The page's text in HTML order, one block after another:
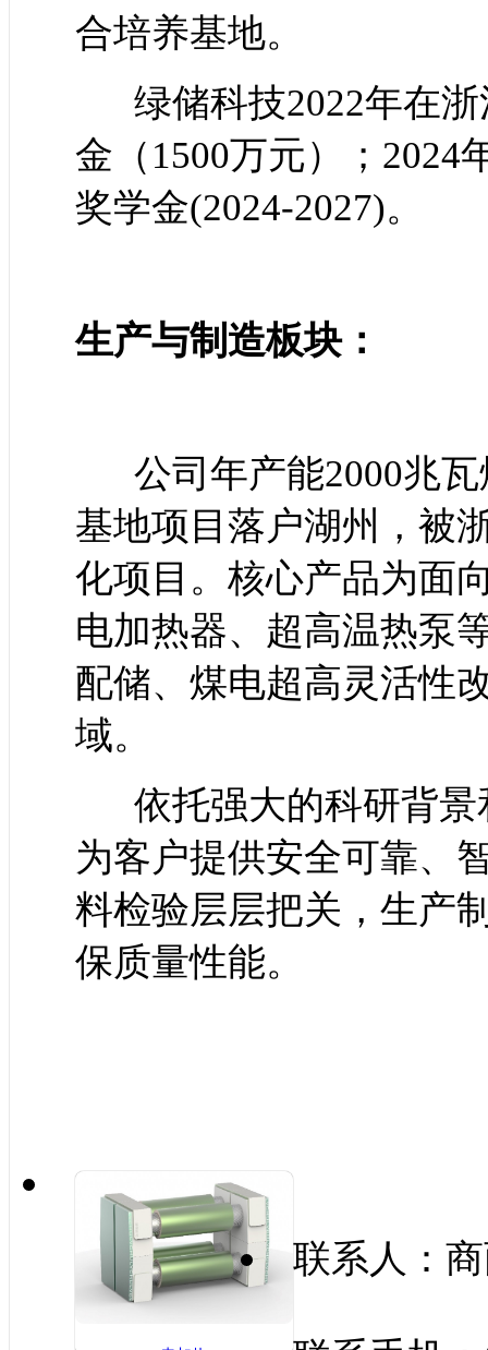
合培养基地。
绿储科技2022年在浙
金（1500万元）；2024
奖学金(2024-2027)。
生产与制造板块：
公司年产能2000兆瓦
基地项目落户湖州，被
化项目。核心产品为面
电加热器、超高温热泵
配储、煤电超高灵活性
域。
依托强大的科研背景
为客户提供安全可靠、
料检验层层把关，生产
保质量性能。
联系人：